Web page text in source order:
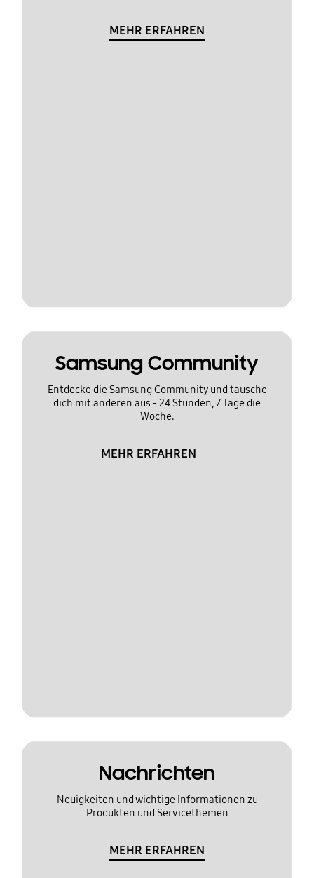
MEHR ERFAHREN
Samsung Community
Entdecke die Samsung Community und tausche
dich mit anderen aus - 24 Stunden, 7 Tage die
Woche.
MEHR ERFAHREN
Nachrichten
Neuigkeiten und wichtige Informationen zu
Produkten und Servicethemen
MEHR ERFAHREN